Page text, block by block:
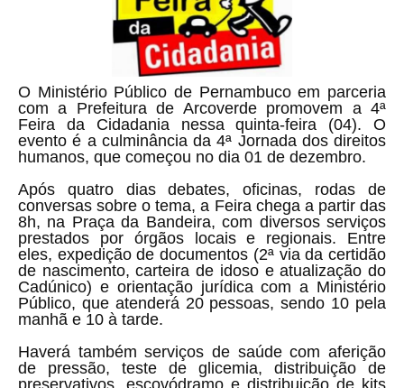
O Ministério Público de Pernambuco em parceria
com a Prefeitura de Arcoverde promovem a 4ª
Feira da Cidadania nessa quinta-feira (04). O
evento é a culminância da 4ª Jornada dos direitos
humanos, que começou no dia 01 de dezembro.
Após quatro dias debates, oficinas, rodas de
conversas sobre o tema, a Feira chega a partir das
8h, na Praça da Bandeira, com diversos serviços
prestados por órgãos locais e regionais. Entre
eles, expedição de documentos (2ª via da certidão
de nascimento, carteira de idoso e atualização do
Cadúnico) e orientação jurídica com a Ministério
Público, que atenderá 20 pessoas, sendo 10 pela
manhã e 10 à tarde.
Haverá também serviços de saúde com aferição
de pressão, teste de glicemia, distribuição de
preservativos, escovódramo e distribuição de kits